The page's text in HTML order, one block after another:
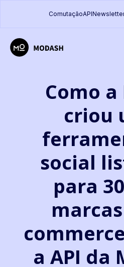
ComutaçãoAPI
Como
criou
social
para
a API da